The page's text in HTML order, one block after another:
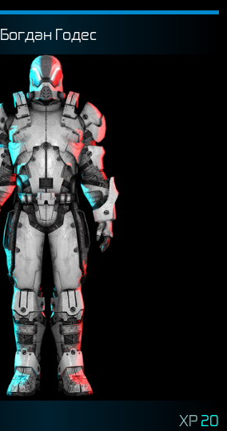
Богдан Годес
XP 20